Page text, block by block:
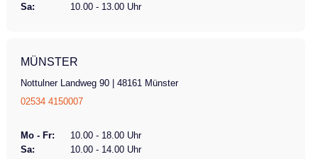
Sa:
10.00 - 13.00 Uhr
MÜNSTER
Nottulner Landweg 90 | 48161 Münster
02534 4150007
Mo - Fr:
10.00 - 18.00 Uhr
Sa:
10.00 - 14.00 Uhr